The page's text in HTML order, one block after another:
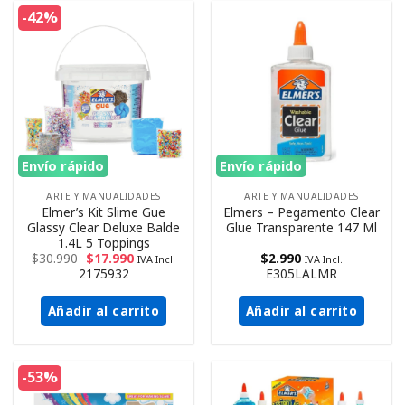
-42%
Envío rápido
ARTE Y MANUALIDADES
Elmer’s Kit Slime Gue
Glassy Clear Deluxe Balde
1.4L 5 Toppings
$30.990 $17.990 IVA Incl.
2175932
Añadir al carrito
Envío rápido
ARTE Y MANUALIDADES
Elmers – Pegamento Clear
Glue Transparente 147 Ml
$2.990 IVA Incl.
E305LALMR
Añadir al carrito
-53%